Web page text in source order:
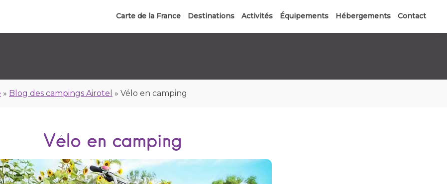
Carte de la France Destinations Activités Équipements Hébergements Contact
» Blog des campings Airotel »Vélo en camping
Vélo en camping